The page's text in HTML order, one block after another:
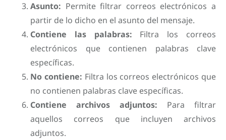
Asunto: Permite filtrar correos electrónicos a
partir de lo dicho en el asunto del mensaje.
Contiene las palabras: Filtra los correos
electrónicos que contienen palabras clave
específicas.
No contiene: Filtra los correos electrónicos que
no contienen palabras clave específicas.
Contiene archivos adjuntos: Para filtrar
aquellos correos que incluyen archivos
adjuntos.